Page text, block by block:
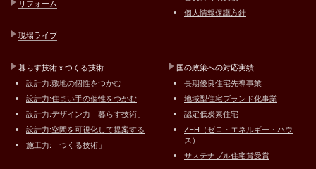
リフォーム
現場ライブ
個人情報保護方針
暮らす技術ｘつくる技術
設計力:敷地の個性をつかむ
設計力:住まい手の個性をつかむ
設計力:デザイン力「暮らす技術」
設計力:空間を可視化して提案する
施工力:「つくる技術」
国の政策への対応実績
長期優良住宅先導事業
地域型住宅ブランド化事業
認定低炭素住宅
ZEH（ゼロ・エネルギー・ハウ
ス）
サステナブル住宅賞受賞